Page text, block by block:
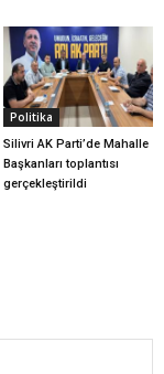
Politika
Silivri AK Parti’de Mahalle
Başkanları toplantısı
gerçekleştirildi